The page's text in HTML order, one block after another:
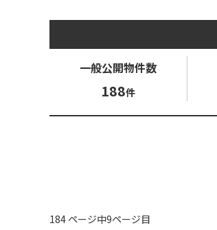
一般公開物件数
188件
184 ページ中9ページ目